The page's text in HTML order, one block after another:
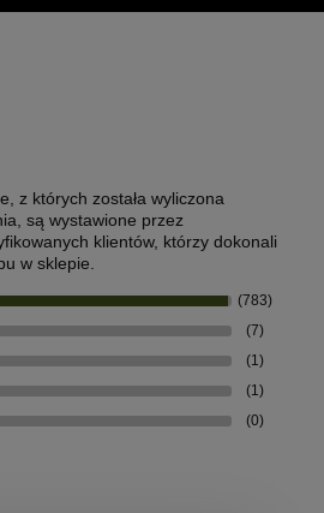
z których została wyliczona
są wystawione przez
klientów, którzy dokonali
w sklepie.
(783)
(7)
(1)
(1)
(0)